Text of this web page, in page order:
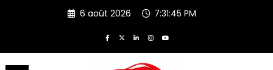
6 août 2026 7:31:45 PM